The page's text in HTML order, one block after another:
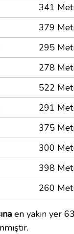
341
379
295
278
522
291
375
300
398
260
en yakın yer